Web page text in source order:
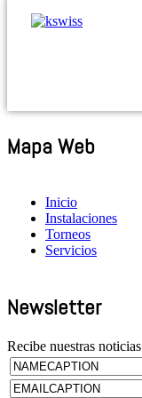
Mapa Web
Inicio
Instalaciones
Torneos
Servicios
Newsletter
Recibe nuestras noticias